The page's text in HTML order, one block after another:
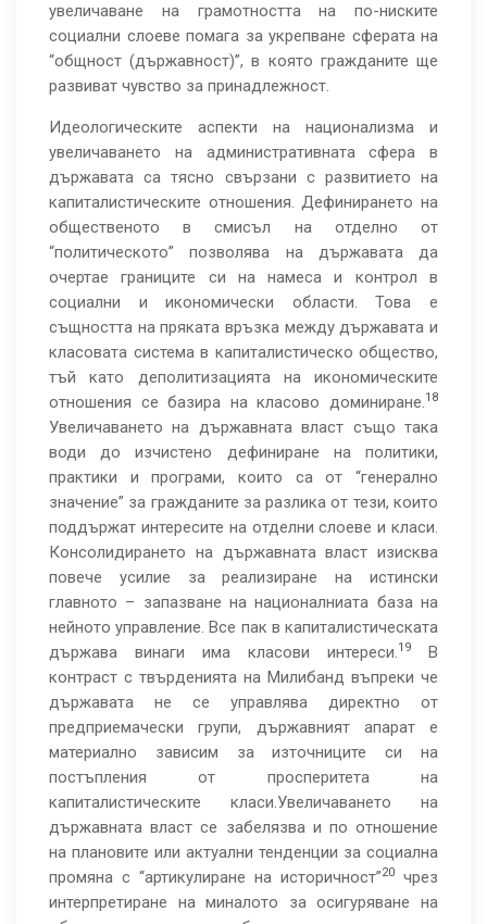
увеличаване на грамотността на по-ниските
социални слоеве помага за укрепване сферата на
“общност (държавност)”, в която гражданите ще
развиват чувство за принадлежност.
Идеологическите аспекти на национализма и
увеличаването на административната сфера в
държавата са тясно свързани с развитието на
капиталистическите отношения. Дефинирането на
общественото в смисъл на отделно от
“политическото” позволява на държавата да
очертае границите си на намеса и контрол в
социални и икономически области. Това е
същността на пряката връзка между държавата и
класовата система в капиталистическо общество,
тъй като деполитизацията на икономическите
отношения се базира на класово доминиране.18
Увеличаването на държавната власт също така
води до изчистено дефиниране на политики,
практики и програми, които са от “генерално
значение” за гражданите за разлика от тези, които
поддържат интересите на отделни слоеве и класи.
Консолидирането на държавната власт изисква
повече усилие за реализиране на истински
главното – запазване на националниата база на
нейното управление. Все пак в капиталистическата
държава винаги има класови интереси.19
В
контраст с твърденията на Милибанд въпреки че
държавата не се управлява директно от
предприемачески групи, държавният апарат е
материално зависим за източниците си на
постъпления от просперитета на
капиталистическите класи.Увеличаването на
държавната власт се забелязва и по отношение
на плановите или актуални тенденции за социална
промяна с “артикулиране на историчност”20
чрез
интерпретиране на миналото за осигуряване на